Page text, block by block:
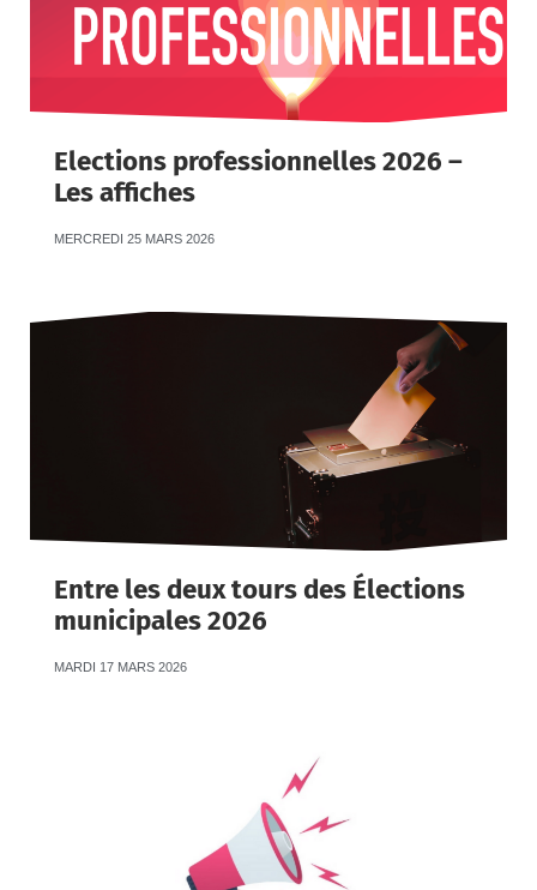
Elections professionnelles 2026 –
Les affiches
MERCREDI 25 MARS 2026
Entre les deux tours des Élections
municipales 2026
MARDI 17 MARS 2026